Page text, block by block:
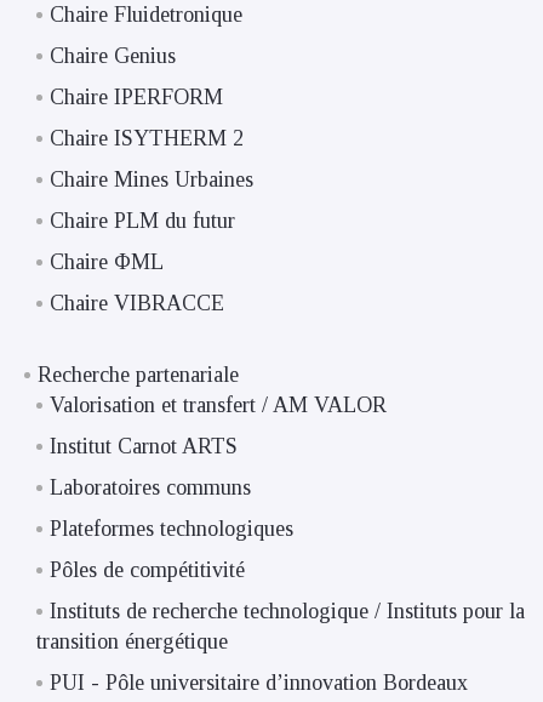
Chaire Fluidetronique
Chaire Genius
Chaire IPERFORM
Chaire ISYTHERM 2
Chaire Mines Urbaines
Chaire PLM du futur
Chaire ΦML
Chaire VIBRACCE
Recherche partenariale
Valorisation et transfert / AM VALOR
Institut Carnot ARTS
Laboratoires communs
Plateformes technologiques
Pôles de compétitivité
Instituts de recherche technologique / Instituts pour la
transition énergétique
PUI - Pôle universitaire d’innovation Bordeaux